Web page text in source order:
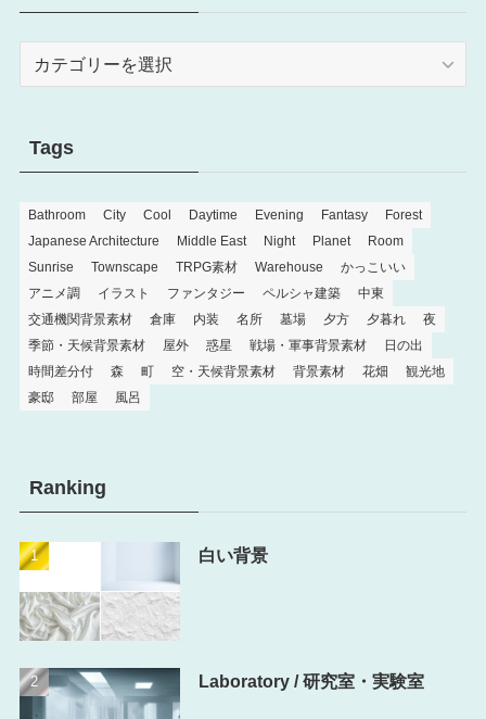
Category
Tags
Bathroom City Cool Daytime Evening Fantasy
Forest
Japanese Architecture
Middle East Night Planet
Room
Sunrise
Townscape TRPG素材 Warehouse
かっこいい
アニメ調
イラスト ファンタジー ペルシャ建築
中東
交通機関背景素材
倉庫 内装 名所 墓場 夕方 夕暮れ
夜
季節・天候背景素材
屋外 惑星 戦場・軍事背景素材
日の出
時間差分付
森 町 空・天候背景素材 背景素材 花畑
観光地
豪邸
部屋 風呂
Ranking
白い背景
Laboratory / 研究室・実験室